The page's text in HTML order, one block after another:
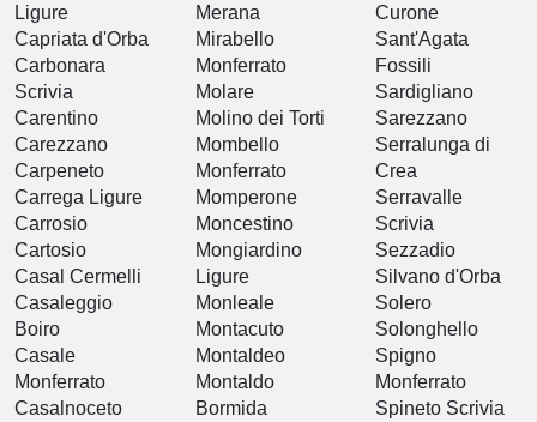
Ligure
Capriata d'Orba
Carbonara
Scrivia
Carentino
Carezzano
Carpeneto
Carrega Ligure
Carrosio
Cartosio
Casal Cermelli
Casaleggio
Boiro
Casale
Monferrato
Casalnoceto
Merana
Mirabello
Monferrato
Molare
Molino dei Torti
Mombello
Monferrato
Momperone
Moncestino
Mongiardino
Ligure
Monleale
Montacuto
Montaldeo
Montaldo
Bormida
Curone
Sant'Agata
Fossili
Sardigliano
Sarezzano
Serralunga di
Crea
Serravalle
Scrivia
Sezzadio
Silvano d'Orba
Solero
Solonghello
Spigno
Monferrato
Spineto Scrivia